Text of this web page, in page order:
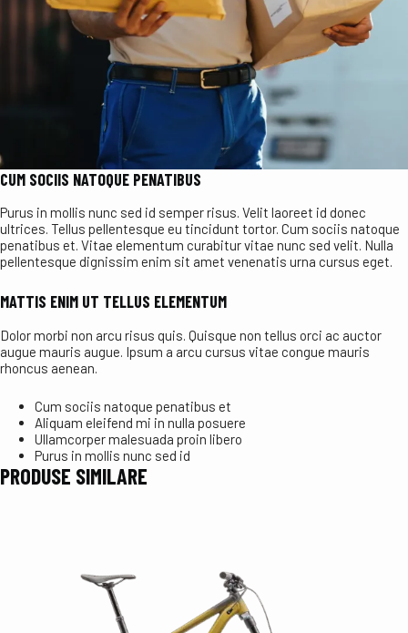
CUM SOCIIS NATOQUE PENATIBUS
Purus in mollis nunc sed id semper risus. Velit laoreet id donec
ultrices. Tellus pellentesque eu tincidunt tortor. Cum sociis natoque
penatibus et. Vitae elementum curabitur vitae nunc sed velit. Nulla
pellentesque dignissim enim sit amet venenatis urna cursus eget.
MATTIS ENIM UT TELLUS ELEMENTUM
Dolor morbi non arcu risus quis. Quisque non tellus orci ac auctor
augue mauris augue. Ipsum a arcu cursus vitae congue mauris
rhoncus aenean.
Cum sociis natoque penatibus et
Aliquam eleifend mi in nulla posuere
Ullamcorper malesuada proin libero
Purus in mollis nunc sed id
PRODUSE SIMILARE